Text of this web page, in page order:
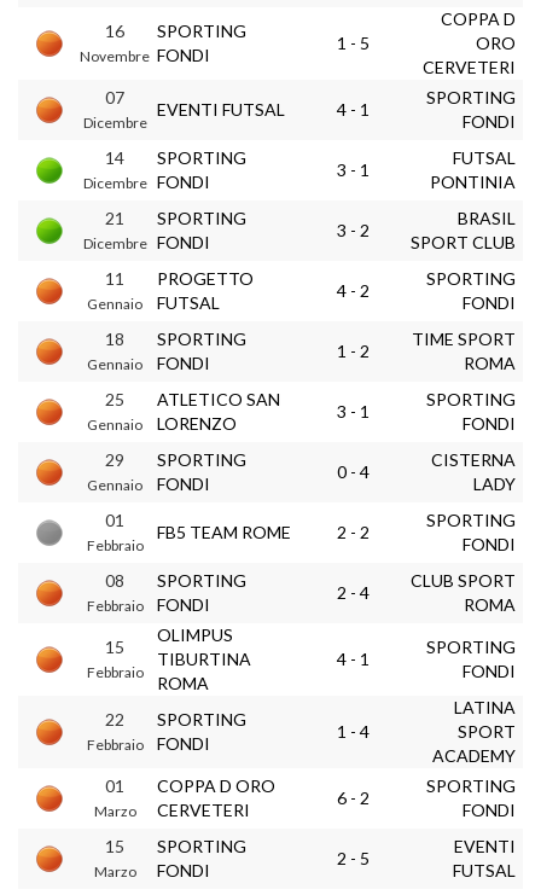
16
Novembre
SPORTING
FONDI
1 - 5
COPPA D
ORO
CERVETERI
07
Dicembre
EVENTI FUTSAL 4 - 1
SPORTING
FONDI
14
Dicembre
SPORTING
FONDI
3 - 1
FUTSAL
PONTINIA
21
Dicembre
SPORTING
FONDI
3 - 2
BRASIL
SPORT CLUB
11
Gennaio
PROGETTO
FUTSAL
4 - 2
SPORTING
FONDI
18
Gennaio
SPORTING
FONDI
1 - 2
TIME SPORT
ROMA
25
Gennaio
ATLETICO SAN
LORENZO
3 - 1
SPORTING
FONDI
29
Gennaio
SPORTING
FONDI
0 - 4
CISTERNA
LADY
01
Febbraio
FB5 TEAM ROME 2 - 2
SPORTING
FONDI
08
Febbraio
SPORTING
FONDI
2 - 4
CLUB SPORT
ROMA
15
Febbraio
OLIMPUS
TIBURTINA
ROMA
4 - 1
SPORTING
FONDI
22
Febbraio
SPORTING
FONDI
1 - 4
LATINA
SPORT
ACADEMY
01
Marzo
COPPA D ORO
CERVETERI
6 - 2
SPORTING
FONDI
15
Marzo
SPORTING
FONDI
2 - 5
EVENTI
FUTSAL